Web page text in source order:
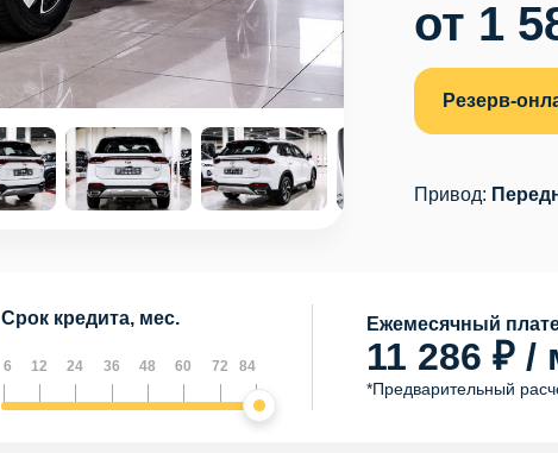
от 1
Резерв-
Привод:
Срок кредита, мес.
6 12 24 36 48 60 72 84
Ежемесячный
11 286 ₽ /
*Предварительный